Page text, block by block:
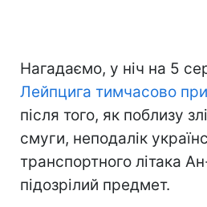
Нагадаємо, у ніч на 5
Лейпцига тимчасово
після того, як поблизу
смуги, неподалік
транспортного літака
підозрілий предмет.